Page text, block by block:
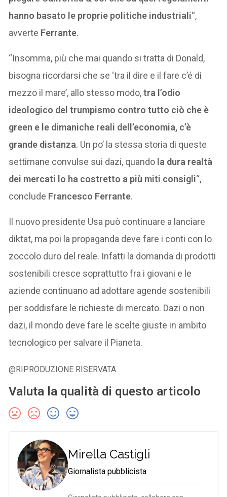
hanno basato le proprie politiche industriali“,
avverte Ferrante.
“Insomma, più che mai quando si tratta di Donald,
bisogna ricordarsi che se ‘tra il dire e il fare c’é di
mezzo il mare’, allo stesso modo,tra l’odio
ideologico del trumpismo contro tutto ciò che è
green e le dimaniche reali dell’economia, c’è
grande distanza. Un po’ la stessa storia di queste
settimane convulse sui dazi, quando la dura realtà
dei mercati lo ha costretto a più miti consigli“,
conclude Francesco Ferrante.
Il nuovo presidente Usa può continuare a lanciare
diktat, ma poi la propaganda deve fare i conti con lo
zoccolo duro del reale. Infatti la domanda di prodotti
sostenibili cresce soprattutto fra i giovani e le
aziende continuano ad adottare agende sostenibili
per soddisfare le richieste di mercato. Dazi o non
dazi, il mondo deve fare le scelte giuste in ambito
tecnologico per salvare il Pianeta.
@RIPRODUZIONE RISERVATA
Valuta la qualità di questo articolo
Mirella Castigli
Giornalista pubblicista